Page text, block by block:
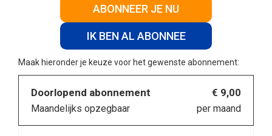
ABONNEER JE NU
IK BEN AL ABONNEE
Maak hieronder je keuze voor het gewenste abonnement:
Doorlopend abonnement
Maandelijks opzegbaar
€ 9,00
per maand